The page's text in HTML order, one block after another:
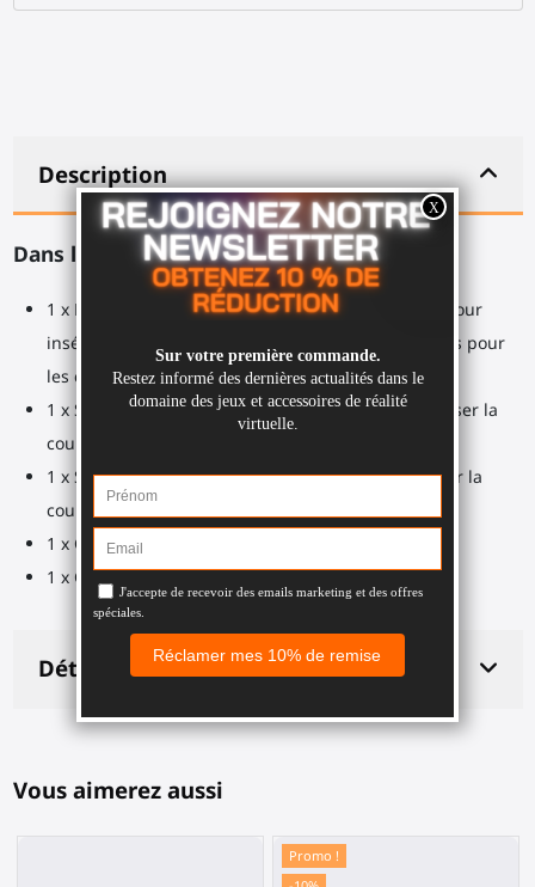
Description
Dans la boîte :
1 x Paire de coupelles manette (gauche et droite) pour
insérer vos manettes PlayStation VR 2, avec aimants pour
les clipser sur les supports magnétique.
1 x Support magnétique cranté pour clipser/déclipser la
coupelle de la main arrière
1 x Support magnétique lisse pour clipser/déclipser la
coupelle de la main avant
1 x Clé Allen 2,5 mm
1 x Clé Allen 4 mm
Détails du produit
Vous aimerez aussi
Promo !